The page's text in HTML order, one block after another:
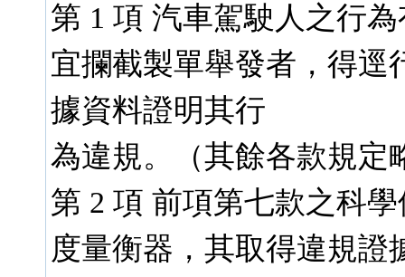
第 1 項 汽車駕駛人之行
宜攔截製單舉發者，得逕
據資料證明其行
為違規。（其餘各款規定
第 2 項 前項第七款之科
度量衡器，其取得違規